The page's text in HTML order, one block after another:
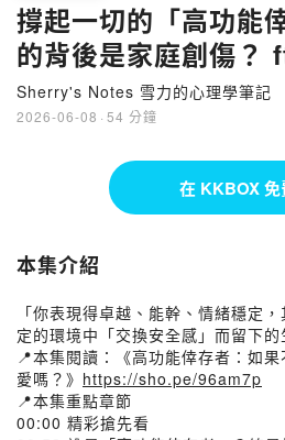
撐起一切的「高功能
的背後是家庭創傷？
Sherry's Notes 雪力的心理學筆記
2026-06-08 · 54 分鐘
在 KKBOX 免
本集介紹
「你表現得卓越、能幹、情緒穩定
定的環境中「交換安全感」而留下
📍本集閱讀：《高功能倖存者：如
愛嗎？》 https://sho.pe/96am7p
📍本集重點章節
00:00 精彩搶先看